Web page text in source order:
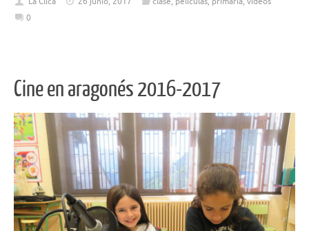
0
Cine en aragonés 2016-2017